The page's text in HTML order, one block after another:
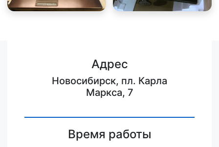
Адрес
Новосибирск, пл. Карла
Маркса, 7
Время работы